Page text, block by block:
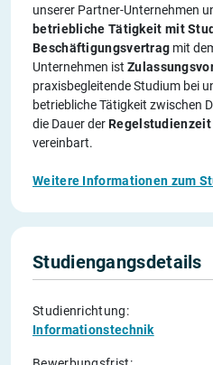
unserer Partner-Unternehmen
betriebliche Tätigkeit mit
Beschäftigungsvertrag mit
Unternehmen ist
praxisbegleitende Studium bei
betriebliche Tätigkeit zwischen
die Dauer der
vereinbart.
Weitere Informationen zum
Studiengangsdetails
Studienrichtung:
Informationstechnik